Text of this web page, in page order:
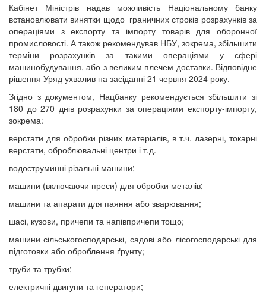
Кабінет Міністрів надав можливість Національному банку
встановлювати винятки щодо граничних строків розрахунків за
операціями з експорту та імпорту товарів для оборонної
промисловості. А також рекомендував НБУ, зокрема, збільшити
терміни розрахунків за такими операціями у сфері
машинобудування, або з великим плечем доставки. Відповідне
рішення Уряд ухвалив на засіданні 21 червня 2024 року.
Згідно з документом, Нацбанку рекомендується збільшити зі
180 до 270 днів розрахунки за операціями експорту-імпорту,
зокрема:
верстати для обробки різних матеріалів, в т.ч. лазерні, токарні
верстати, оброблювальні центри і т.д.
водоструминні різальні машини;
машини (включаючи преси) для обробки металів;
машини та апарати для паяння або зварювання;
шасі, кузови, причепи та напівпричепи тощо;
машини сільськогосподарські, садові або лісогосподарські для
підготовки або оброблення ґрунту;
труби та трубки;
електричні двигуни та генератори;